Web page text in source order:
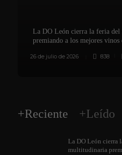
La DO León cierra la feria
premiando a los mejores vinos
26 de julio de 2026 838
+Reciente +Leído
La DO León cierra
multitudinaria